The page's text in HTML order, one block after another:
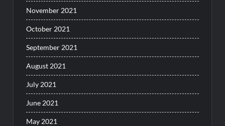
November 2021
October 2021
September 2021
August 2021
July 2021
June 2021
May 2021